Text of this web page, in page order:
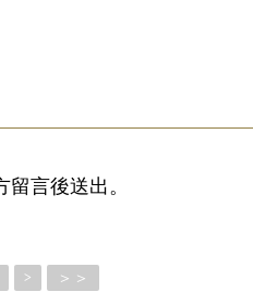
言後送出。
> ＞＞